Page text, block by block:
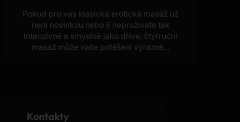
Pokud pro vás klasická erotická masáž už
není novinkou nebo ji neprožíváte tak
intenzivně a smyslně jako dříve, čtyřruční
masáž může vaše potěšení výrazně...
Kontakty